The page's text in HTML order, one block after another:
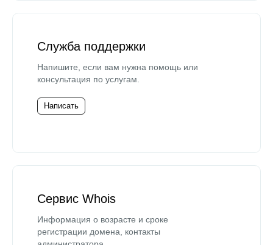
Служба поддержки
Напишите, если вам нужна помощь или
консультация по услугам.
Написать
Сервис Whois
Информация о возрасте и сроке
регистрации домена, контакты